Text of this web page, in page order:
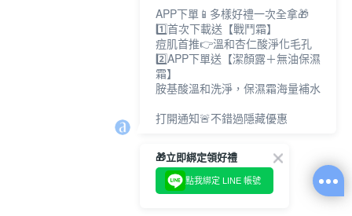
APP下單📱多樣好禮一次全拿🎁
1️⃣首次下載送【戰鬥霜】
痘肌首推👉溫和杏仁酸淨化毛孔
2️⃣APP下單送【潔顏露＋無油保濕
霜】
胺基酸溫和洗淨，保濕霜海量補水
打開通知🚨不錯過隱藏優惠
🎁立即綁定領好禮
點我綁定 LINE 帳號